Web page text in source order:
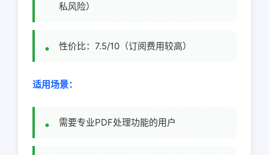
私风险）
性价比：7.5/10（订阅费用较高）
适用场景：
需要专业PDF处理功能的用户